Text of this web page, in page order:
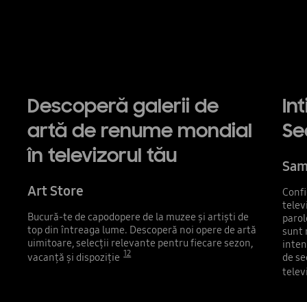
Descoperă galerii de
artă de renume mondial
în televizorul tău
Art Store
Bucură-te de capodopere de la muzee și artiști de
top din întreaga lume. Descoperă noi opere de artă
uimitoare, selecții relevante pentru fiecare sezon,
vacanță și dispoziție 12
sunt
de